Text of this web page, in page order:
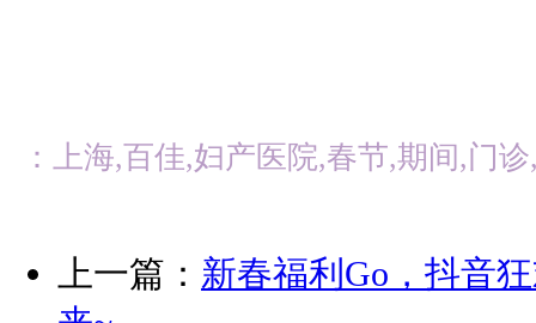
：上海,百佳,妇产医院,春节,期间,门
上一篇： 新春福利Go，抖音